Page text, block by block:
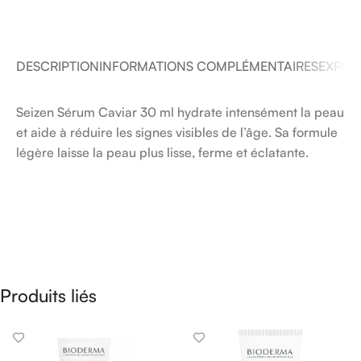
DESCRIPTIONINFORMATIONS COMPLÉMENTAIRES
Seizen Sérum Caviar 30 ml hydrate intensément la peau
et aide à réduire les signes visibles de l’âge. Sa formule
légère laisse la peau plus lisse, ferme et éclatante.
Produits liés